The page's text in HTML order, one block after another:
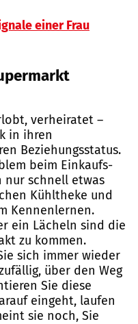
einer Frau
verheiratet –
in ihren
Beziehungsstatus.
beim Einkaufs-
nur schnell etwas
Kühltheke und
Kennenlernen.
ein Lächeln sind die
zu kommen.
sich immer wieder
über den Weg
Sie diese
eingeht, laufen
sie noch, Sie